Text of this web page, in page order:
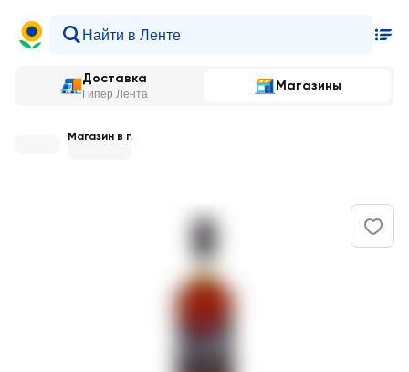
Доставка
Гипер Лента
Магазины
Магазин в г.